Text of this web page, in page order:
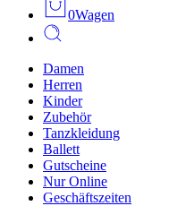
0Wagen
Damen
Herren
Kinder
Zubehör
Tanzkleidung
Ballett
Gutscheine
Nur Online
Geschäftszeiten